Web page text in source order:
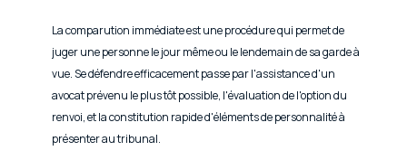
La comparution immédiate est une procédure qui permet de
juger une personne le jour même ou le lendemain de sa garde à
vue. Se défendre efficacement passe par l'assistance d'un
avocat prévenu le plus tôt possible, l'évaluation de l'option du
renvoi, et la constitution rapide d'éléments de personnalité à
présenter au tribunal.